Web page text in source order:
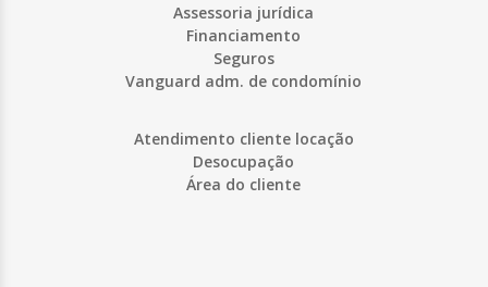
Assessoria jurídica
Financiamento
Seguros
Vanguard adm. de condomínio
Atendimento cliente locação
Desocupação
Área do cliente